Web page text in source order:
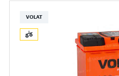
VOLAT